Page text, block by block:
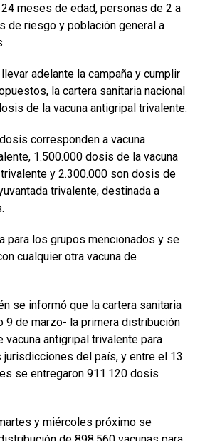
meses de edad, personas de 2 a
de riesgo y población general a
adelante la campaña y cumplir
la cartera sanitaria nacional
de la vacuna antigripal trivalente.
corresponden a vacuna
1.500.000 dosis de la vacuna
y 2.300.000 son dosis de
trivalente, destinada a
para los grupos mencionados y se
cualquier otra vacuna de
se informó que la cartera sanitaria
9 de marzo- la primera distribución
antigripal trivalente para
del país, y entre el 13
se entregaron 911.120 dosis
y miércoles próximo se